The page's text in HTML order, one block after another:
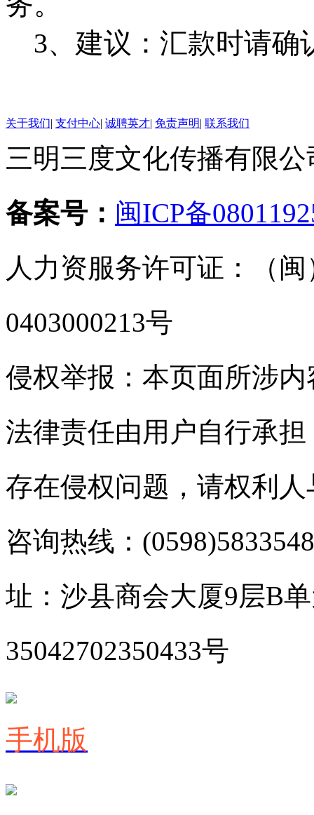
3、建议：汇款时请确
关于我们| 支付中心| 诚聘英才| 免责声明| 联系我们
三明三度文化传播有限
备案号： 闽ICP备
人力资服务许可证：（
0403000213号
侵权举报：本页面所涉
法律责任由用户自行承
存在侵权问题，请权利
咨询热线：
址：沙县商会大厦9层B
35042702350433号
手机版